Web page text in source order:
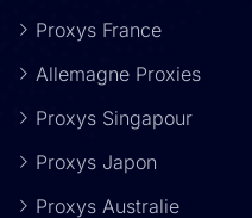
Proxys France
Allemagne Proxies
Proxys Singapour
Proxys Japon
Proxys Australie